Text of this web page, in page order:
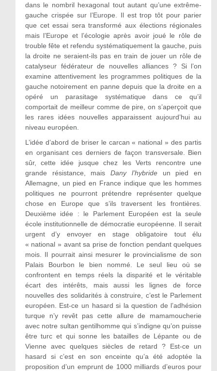
dans le nombril hexagonal tout autant qu’une extrême-
gauche crispée sur l’Europe. Il est trop tôt pour parier
que cet essai sera transformé aux élections régionales
mais l’Europe et l’écologie après avoir joué le rôle de
trouble fête et refendu systématiquement la gauche, puis
la droite ne seraient-ils pas en train de jouer un rôle de
catalyseur fédérateur de nouvelles alliances ? Si l’on
examine attentivement les programmes politiques de la
gauche notoirement en panne depuis que la droite en a
opéré un parasitage systématique dans ce qu’il
comportait de meilleur comme de pire, on s’aperçoit que
les rares idées nouvelles apparaissent aujourd’hui au
niveau européen.
L’idée d’abord de briser le carcan « national » des partis
en organisant ces derniers de façon transversale. Bien
sûr, cette idée jusque chez les Verts rencontre une
grande résistance, maisDany l’hybrideun pied en
Allemagne, un pied en France indique que les hommes
politiques ne pourront prétendre représenter quelque
chose en Europe que s’ils traversent les frontières.
Deuxième idée : le Parlement Européen est la seule
école institutionnelle de démocratie européenne. Il serait
urgent d’y envoyer en stage obligatoire tout élu
« national » avant sa prise de fonction pendant quelques
mois. Il pourrait ainsi mesurer le provincialisme de son
Palais Bourbon le bien nommé. Le seul lieu où se
confrontent en temps réels la disparité et le véritable
écart des intérêts, mais aussi les lignes de force
nouvelles des solidarités à construire, c’est le Parlement
européen. Est-ce un hasard si la question de l’adhésion
turque n’y revêt pas cette allure de mamamoucherie
avec notre sultan gentilhomme qui s’indigne qu’on puisse
être turc et qui sonne les batailles de Lépante ou de
Vienne avec quelques siècles de retard ? Est-ce un
hasard si c’est en son enceinte qu’a été adoptée la
proposition d’un emprunt de 1000 milliards d’euros pour